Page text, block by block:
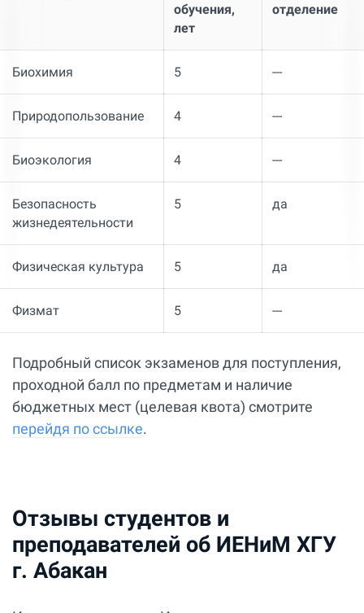
обучения,
лет
отделение
Биохимия 5 ---
Природопользование 4 ---
Биоэкология 4 ---
Безопасность
жизнедеятельности
5 да
Физическая культура 5 да
Физмат 5 ---
Подробный список экзаменов для поступления,
проходной балл по предметам и наличие
бюджетных мест (целевая квота) смотрите
перейдя по ссылке.
Отзывы студентов и
преподавателей об ИЕНиМ ХГУ
г. Абакан